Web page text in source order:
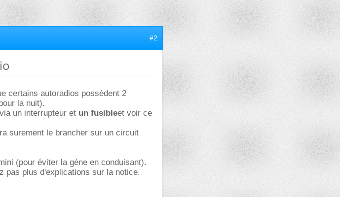
#2
certains autoradios possèdent 2
la nuit).
un interrupteur et un fusibleet voir ce
surement le brancher sur un circuit
(pour éviter la gène en conduisant).
pas plus d'explications sur la notice.